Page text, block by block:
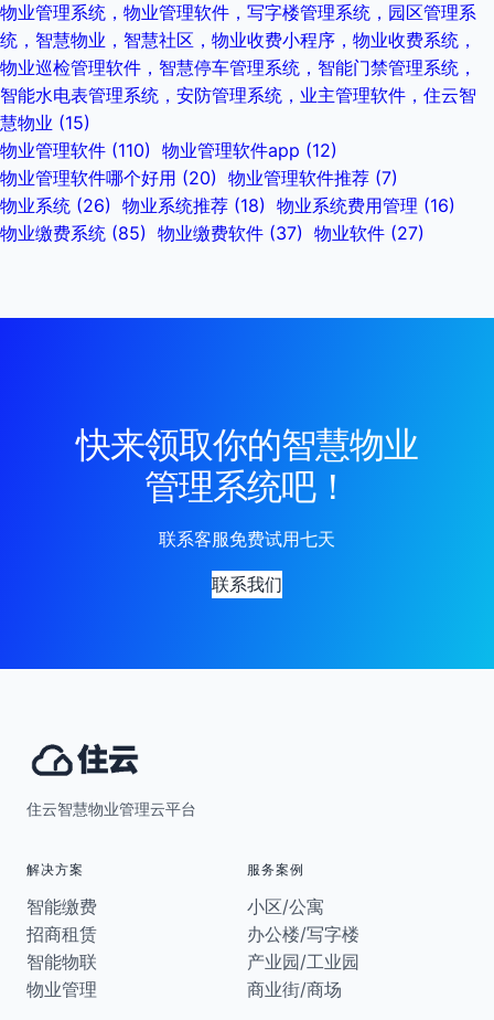
物业管理系统，物业管理软件，写字楼管理系统，园区管理系
统，智慧物业，智慧社区，物业收费小程序，物业收费系统，
物业巡检管理软件，智慧停车管理系统，智能门禁管理系统，
智能水电表管理系统，安防管理系统，业主管理软件，住云智
慧物业 (15)
物业管理软件 (110) 物业管理软件app (12)
物业管理软件哪个好用 (20) 物业管理软件推荐 (7)
物业系统 (26) 物业系统推荐 (18) 物业系统费用管理 (16)
物业缴费系统 (85) 物业缴费软件 (37) 物业软件 (27)
快来领取你的智慧物业
管理系统吧！
联系客服免费试用七天
联系我们
住云智慧物业管理云平台
解决方案
智能缴费
招商租赁
智能物联
物业管理
服务案例
小区/公寓
办公楼/写字楼
产业园/工业园
商业街/商场